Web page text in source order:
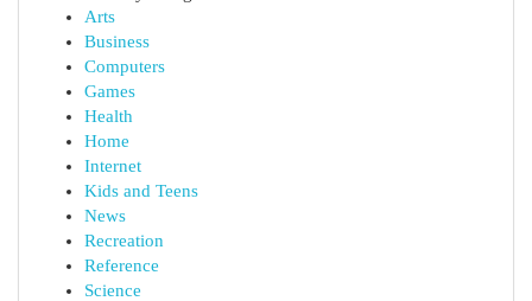
Arts
Business
Computers
Games
Health
Home
Internet
Kids and Teens
News
Recreation
Reference
Science